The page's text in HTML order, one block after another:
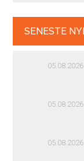
SENESTE
05.08.2026
05.08.2026
05.08.2026